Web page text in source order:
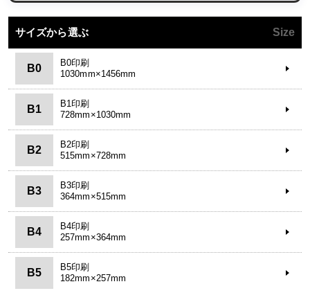
サイズから選ぶ Size
B0
B0印刷
1030mm×1456mm
B1
B1印刷
728mm×1030mm
B2
B2印刷
515mm×728mm
B3
B3印刷
364mm×515mm
B4
B4印刷
257mm×364mm
B5
B5印刷
182mm×257mm